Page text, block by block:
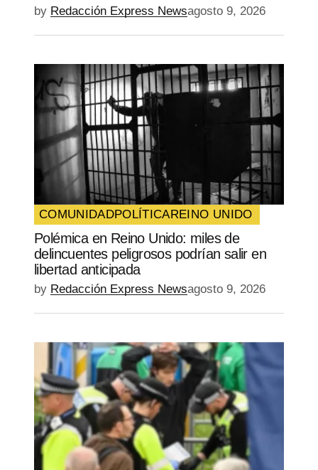
by Redacción Express Newsagosto 9, 2026
COMUNIDADPOLÍTICAREINO UNIDO
Polémica en Reino Unido: miles de
delincuentes peligrosos podrían salir en
libertad anticipada
by Redacción Express Newsagosto 9, 2026